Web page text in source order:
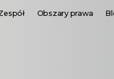
Obszary prawa